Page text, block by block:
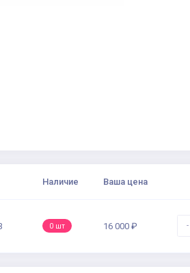
Наличие Ваша цена
0 шт 16 000 ₽ -